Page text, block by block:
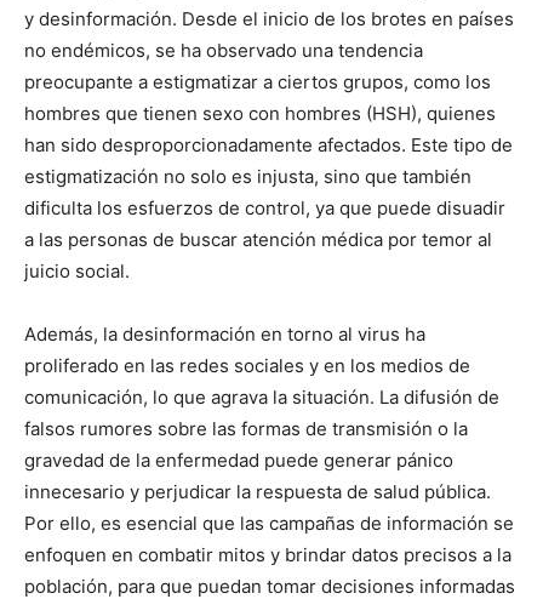
y desinformación. Desde el inicio de los brotes en países
no endémicos, se ha observado una tendencia
preocupante a estigmatizar a ciertos grupos, como los
hombres que tienen sexo con hombres (HSH), quienes
han sido desproporcionadamente afectados. Este tipo de
estigmatización no solo es injusta, sino que también
dificulta los esfuerzos de control, ya que puede disuadir
a las personas de buscar atención médica por temor al
juicio social.
Además, la desinformación en torno al virus ha
proliferado en las redes sociales y en los medios de
comunicación, lo que agrava la situación. La difusión de
falsos rumores sobre las formas de transmisión o la
gravedad de la enfermedad puede generar pánico
innecesario y perjudicar la respuesta de salud pública.
Por ello, es esencial que las campañas de información se
enfoquen en combatir mitos y brindar datos precisos a la
población, para que puedan tomar decisiones informadas